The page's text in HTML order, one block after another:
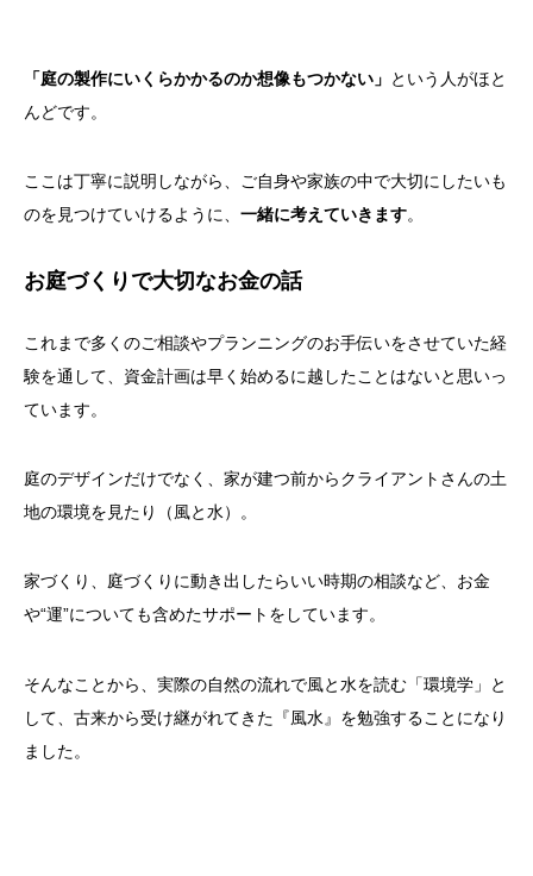
「庭の製作にいくらかかるのか想像もつかない」 という人がほと
んどです。
ここは丁寧に説明しながら、ご自身や家族の中で大切にしたいも
のを見つけていけるように、 一緒に考えていきます。
お庭づくりで大切なお金の話
これまで多くのご相談やプランニングのお手伝いをさせていた経
験を通して、資金計画は早く始めるに越したことはないと思いっ
ています。
庭のデザインだけでなく、家が建つ前からクライアントさんの土
地の環境を見たり（風と水）。
家づくり、庭づくりに動き出したらいい時期の相談など、お金
や“運”についても含めたサポートをしています。
そんなことから、実際の自然の流れで風と水を読む「環境学」と
して、古来から受け継がれてきた『風水』を勉強することになり
ました。